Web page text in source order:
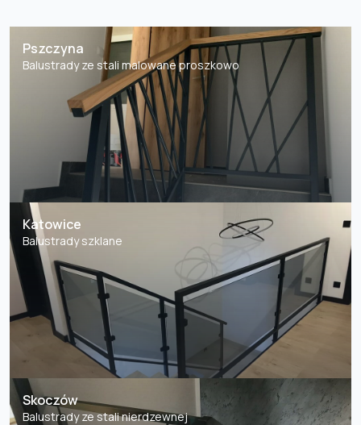
Pszczyna
Balustrady ze stali malowane proszkowo
Katowice
Balustrady szklane
Skoczów
Balustrady ze stali nierdzewnej